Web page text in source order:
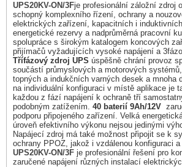
UPS20KV-ON/3Fje profesionální záložní zdroj
schopný komplexního řízení, ochrany a
elektrických zařízení, kapacitních i
energetické rezervy a nadprůměrná pracovní
spolupráce s širokým katalogem koncových
přijímačů vyžadujících vysoké napájení a
Třífázový zdroj UPS úspěšně chrání provoz
součástí průmyslových a motorových
topných a indukčních varných desek a mnoha
na individuální konfiguraci v místě aplikace je
každou z fází napájení k ochraně tří
podobným zatížením. 40 baterií 9Ah/12V
podporu připojeného zařízení. Velká
úroveň efektivního výkonu nejsou jedinými
Napájecí zdroj má také možnost připojit se k
ochrany PPOZ, jakož i vzdálenou konfiguraci
UPS20KV-ON/3F je profesionální řešení pro
zaručené napájení různých instalací